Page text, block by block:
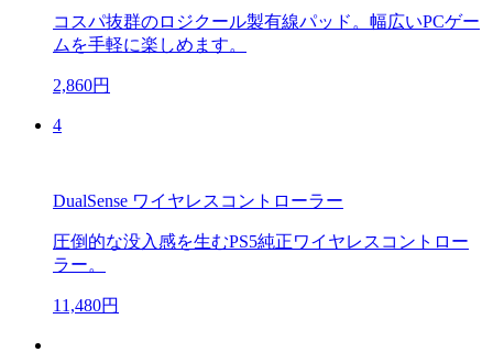
コスパ抜群のロジクール製有線パッド。幅広いPCゲー
ムを手軽に楽しめます。
2,860円
4
DualSense ワイヤレスコントローラー
圧倒的な没入感を生むPS5純正ワイヤレスコントロー
ラー。
11,480円